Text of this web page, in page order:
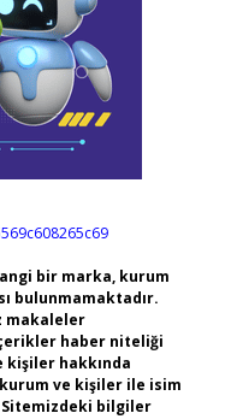
bir marka, kurum
bulunmamaktadır.
makaleler
haber niteliği
kişiler hakkında
ve kişiler ile isim
bilgiler